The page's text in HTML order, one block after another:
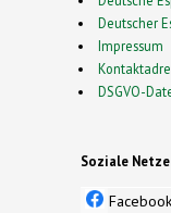
Deutscher
Impressum
DSGVO-
Soziale